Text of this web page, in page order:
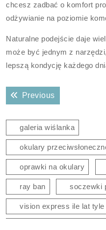
chcesz zadbać o komfort
odżywianie na poziomie
Naturalne podejście daje
może być jednym z
lepszą kondycję każdego
Nawigacja
wpisuPreviousPrevious post:
galeria wiślanka
okulary
oprawki na okulary
ray ban soczewki
vision express ile lat